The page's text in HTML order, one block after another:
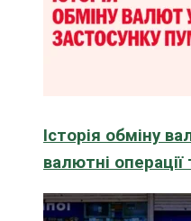
Історія обміну
валютні